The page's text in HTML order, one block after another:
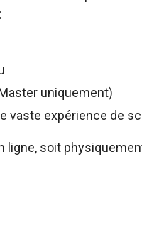
uniquement)
vaste expérience de
soit